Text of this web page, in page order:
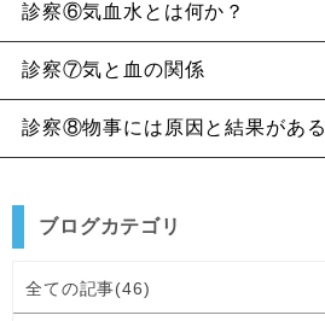
診察⑥気血水とは何か？
診察⑦気と血の関係
診察⑧物事には原因と結果がある
ブログカテゴリ
全ての記事(46)